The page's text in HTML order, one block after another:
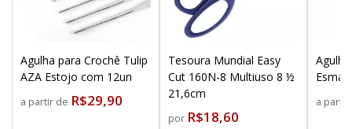
Agulha para Crochê Tulip
AZA Estojo com 12un
a partir de R$29,90
Tesoura Mundial Easy
Cut 160N-8 Multiuso 8 ½
21,6cm
por R$18,60
a